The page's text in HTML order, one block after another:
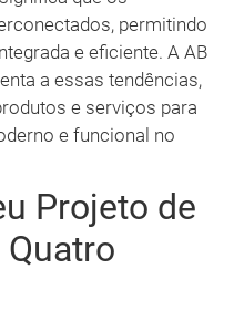
permitindo
e eficiente. A AB
a essas tendências,
e serviços para
e funcional no
Projeto de